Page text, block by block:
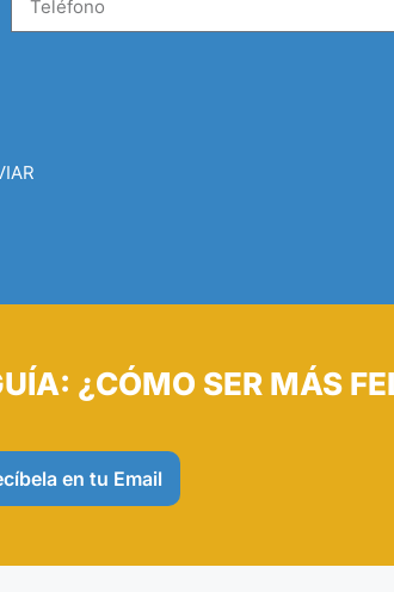
¿CÓMO SER MÁS
en tu Email